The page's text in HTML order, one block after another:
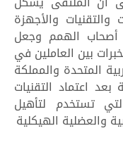
والتقنيات والأجهزة
الهمم وجعل
بين العاملين في
المتحدة والمملكة
اعتماد التقنيات
تستخدم لتأهيل
والعضلية الهيكلية